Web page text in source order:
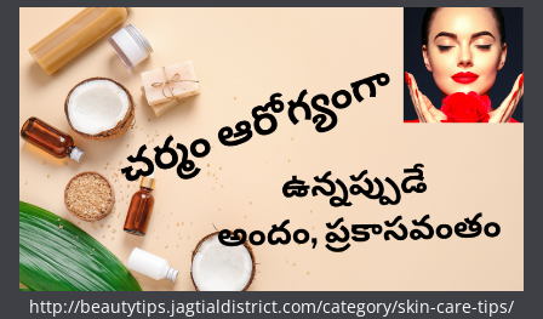
http://beautytips.jagtialdistrict.com/category/skin-care-tips/